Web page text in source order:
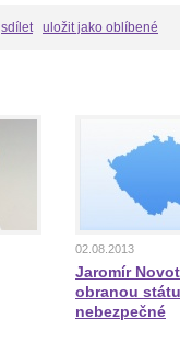
sdílet uložit jako oblíbené
02.08.2013
Jaromír
obranou
nebezpečné